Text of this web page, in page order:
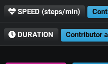
SPEED (steps/min)
DURATION Contributor